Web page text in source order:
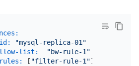
"mysql-replica-01"
list:
"bw-rule-1"
[ "filter-rule-1"